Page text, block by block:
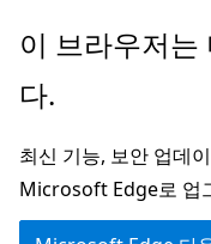
주
콘
츠
로
건
이 브라우저는
다.
최신 기능, 보안 업데
Microsoft Edge로 업